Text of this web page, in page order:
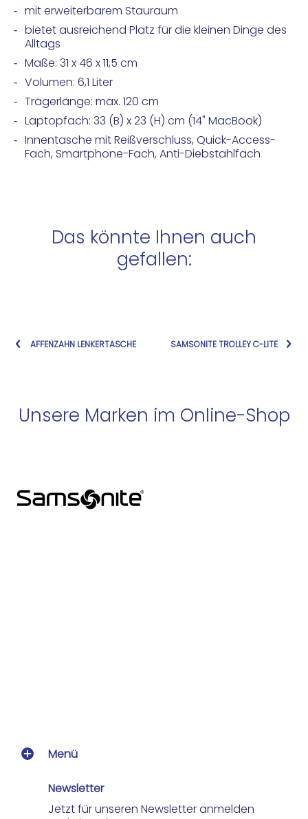
mit erweiterbarem Stauraum
bietet ausreichend Platz für die kleinen Dinge des
Alltags
Maße: 31 x 46 x 11,5 cm
Volumen: 6,1 Liter
Trägerlänge: max. 120 cm
Laptopfach: 33 (B) x 23 (H) cm (14" MacBook)
Innentasche mit Reißverschluss, Quick-Access-
Fach, Smartphone-Fach, Anti-Diebstahlfach
Das könnte Ihnen auch
gefallen:
AFFENZAHN LENKERTASCHE SAMSONITE TROLLEY C-LITE
Unsere Marken im Online-Shop
Menü
Newsletter
Jetzt für unseren Newsletter anmelden